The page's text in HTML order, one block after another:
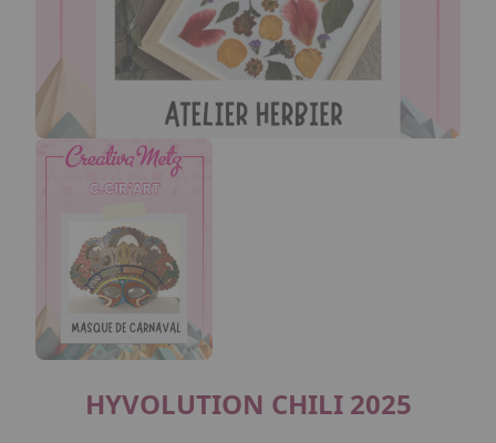
HYVOLUTION CHILI 2025